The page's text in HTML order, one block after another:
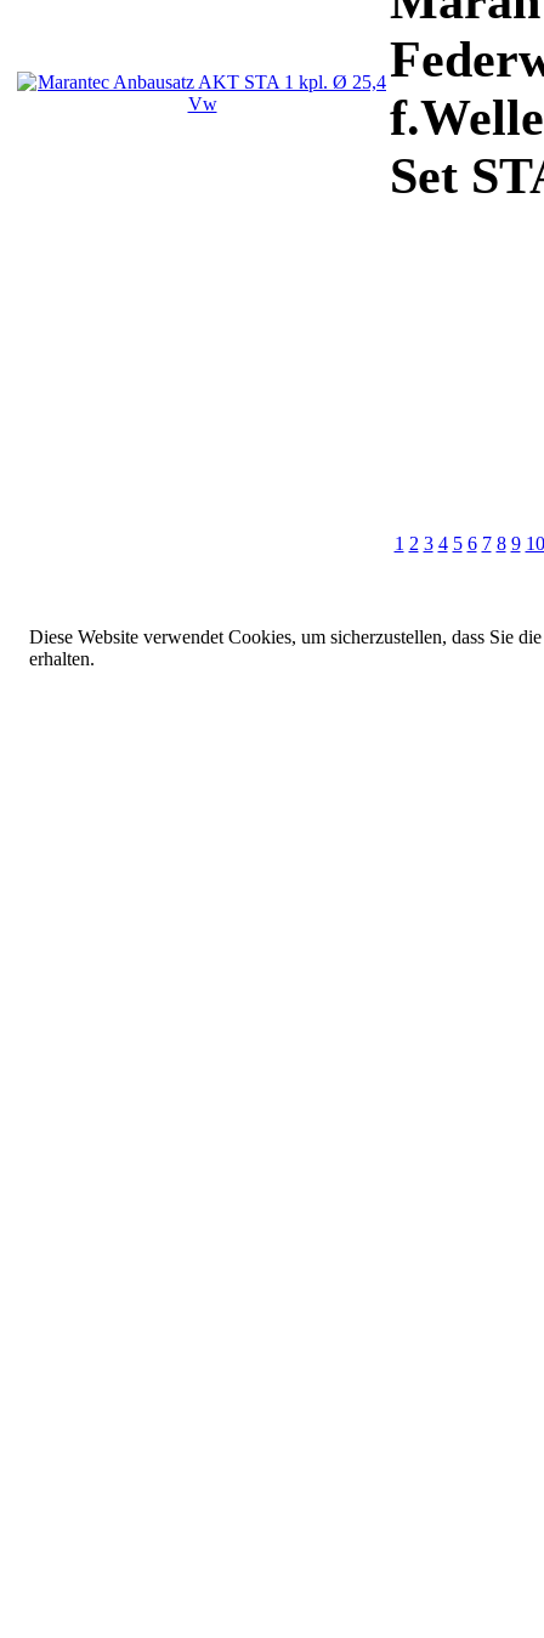
Set
1 2 3 4 5 6 7 8 9 10
Diese Website verwendet Cookies, um sicherzustellen, dass Sie
erhalten.